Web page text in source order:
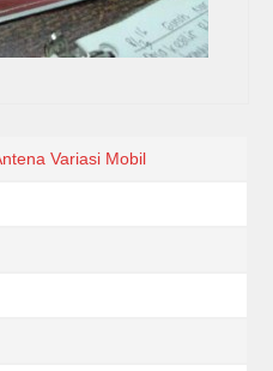
Variasi Mobil